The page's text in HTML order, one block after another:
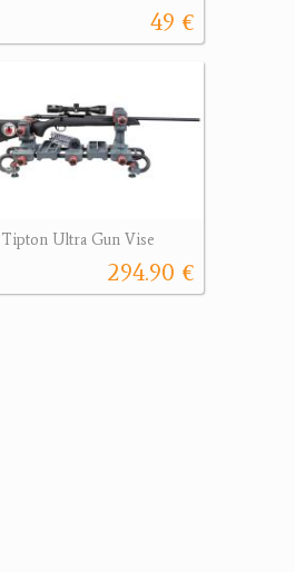
49 €
Tipton Ultra Gun Vise
294.90 €